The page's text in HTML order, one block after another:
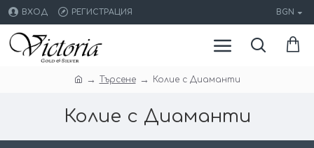
ВХОД РЕГИСТРАЦИЯ BGN
Търсене Колие с Диаманти
Колие с Диаманти